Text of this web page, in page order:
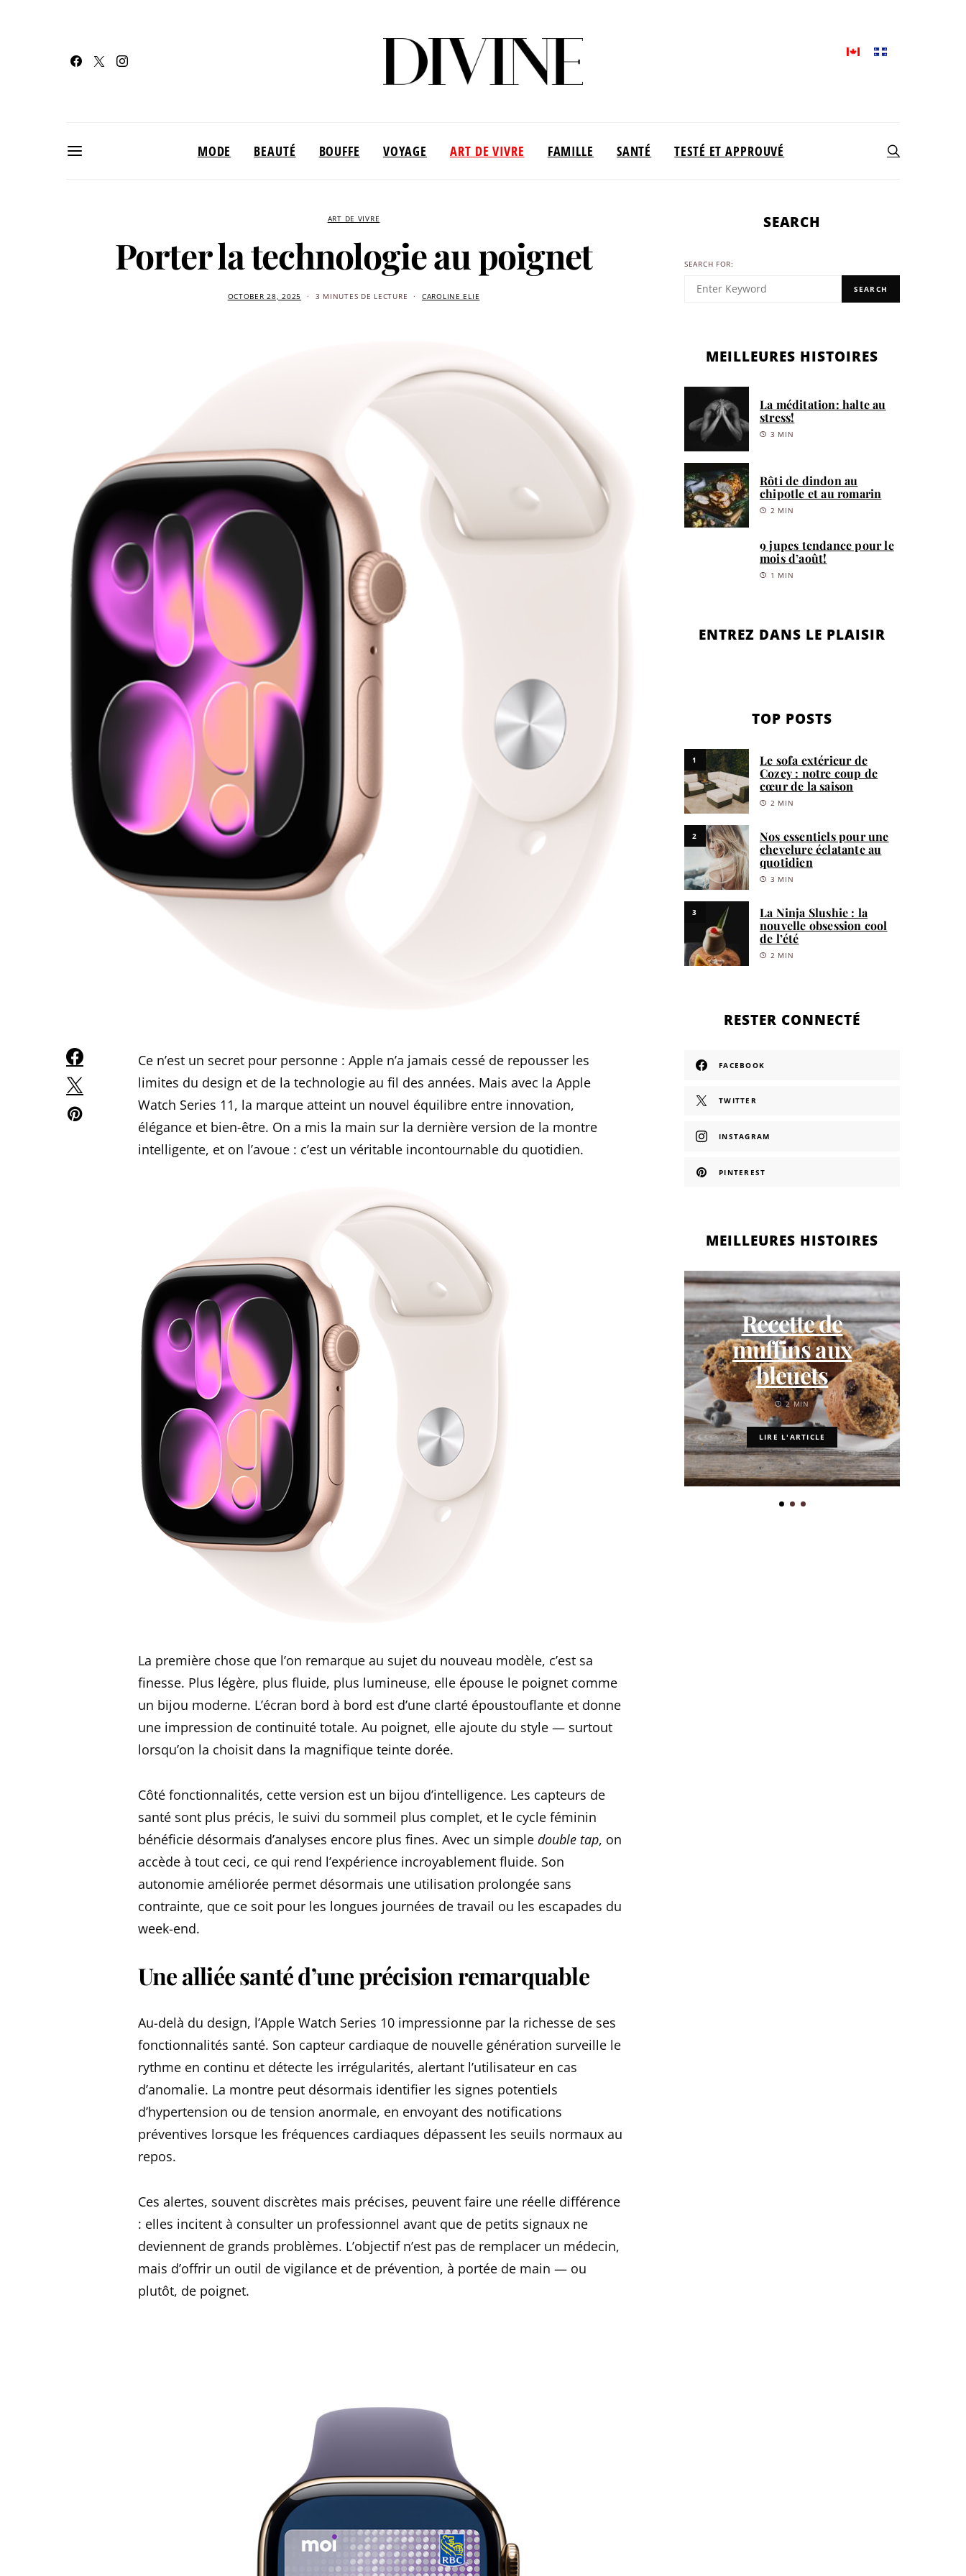
MODE BEAUTÉ BOUFFE VOYAGE ART DE VIVRE FAMILLE SANTÉ TESTÉ ET APPROUVÉ
ART DE VIVRE
Porter la technologie au poignet
OCTOBER 28, 2025 3 MINUTES DE LECTURE CAROLINE ELIE
Ce n’est un secret pour personne : Apple n’a jamais cessé de repousser les
limites du design et de la technologie au fil des années. Mais avec la Apple
Watch Series 11, la marque atteint un nouvel équilibre entre innovation,
élégance et bien-être. On a mis la main sur la dernière version de la montre
intelligente, et on l’avoue : c’est un véritable incontournable du quotidien.
La première chose que l’on remarque au sujet du nouveau modèle, c’est sa
finesse. Plus légère, plus fluide, plus lumineuse, elle épouse le poignet comme
un bijou moderne. L’écran bord à bord est d’une clarté époustouflante et donne
une impression de continuité totale. Au poignet, elle ajoute du style — surtout
lorsqu’on la choisit dans la magnifique teinte dorée.
Côté fonctionnalités, cette version est un bijou d’intelligence. Les capteurs de
santé sont plus précis, le suivi du sommeil plus complet, et le cycle féminin
bénéficie désormais d’analyses encore plus fines. Avec un simple double tap, on
accède à tout ceci, ce qui rend l’expérience incroyablement fluide. Son
autonomie améliorée permet désormais une utilisation prolongée sans
contrainte, que ce soit pour les longues journées de travail ou les escapades du
week-end.
Une alliée santé d’une précision remarquable
Au-delà du design, l’Apple Watch Series 10 impressionne par la richesse de ses
fonctionnalités santé. Son capteur cardiaque de nouvelle génération surveille le
rythme en continu et détecte les irrégularités, alertant l’utilisateur en cas
d’anomalie. La montre peut désormais identifier les signes potentiels
d’hypertension ou de tension anormale, en envoyant des notifications
préventives lorsque les fréquences cardiaques dépassent les seuils normaux au
repos.
Ces alertes, souvent discrètes mais précises, peuvent faire une réelle différence
: elles incitent à consulter un professionnel avant que de petits signaux ne
deviennent de grands problèmes. L’objectif n’est pas de remplacer un médecin,
mais d’offrir un outil de vigilance et de prévention, à portée de main — ou
plutôt, de poignet.
SEARCH
SEARCH FOR:
SEARCH
MEILLEURES HISTOIRES
La méditation: halte au
stress!
3 MIN
Rôti de dindon au
chipotle et au romarin
2 MIN
9 jupes tendance pour le
mois d’août!
1 MIN
ENTREZ DANS LE PLAISIR
TOP POSTS
1
Le sofa extérieur de
Cozey : notre coup de
cœur de la saison
2 MIN
2
Nos essentiels pour une
chevelure éclatante au
quotidien
3 MIN
3
La Ninja Slushie : la
nouvelle obsession cool
de l’été
2 MIN
RESTER CONNECTÉ
FACEBOOK
TWITTER
INSTAGRAM
PINTEREST
MEILLEURES HISTOIRES
Recette de
muffins aux
bleuets
2 MIN
LIRE L'ARTICLE